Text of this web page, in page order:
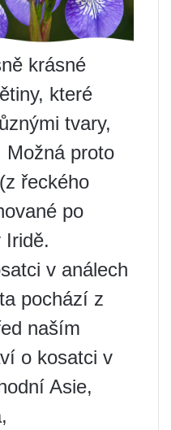
krásné
které
tvary,
Možná proto
řeckého
po
Iridě.
v análech
pochází z
naším
o kosatci v
Asie,